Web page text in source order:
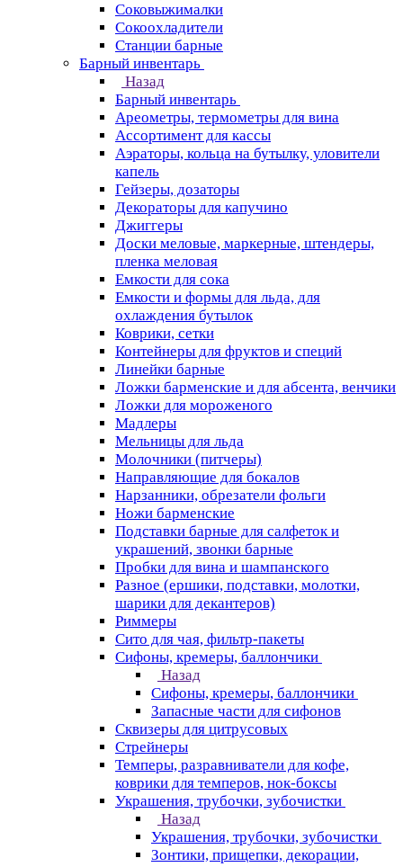
Соковыжималки
Сокоохладители
Станции барные
Барный инвентарь
Назад
Барный инвентарь
Ареометры, термометры для вина
Ассортимент для кассы
Аэраторы, кольца на бутылку, уловители
капель
Гейзеры, дозаторы
Декораторы для капучино
Джиггеры
Доски меловые, маркерные, штендеры,
пленка меловая
Емкости для сока
Емкости и формы для льда, для
охлаждения бутылок
Коврики, сетки
Контейнеры для фруктов и специй
Линейки барные
Ложки барменские и для абсента, венчики
Ложки для мороженого
Мадлеры
Мельницы для льда
Молочники (питчеры)
Направляющие для бокалов
Нарзанники, обрезатели фольги
Ножи барменские
Подставки барные для салфеток и
украшений, звонки барные
Пробки для вина и шампанского
Разное (ершики, подставки, молотки,
шарики для декантеров)
Риммеры
Сито для чая, фильтр-пакеты
Сифоны, кремеры, баллончики
Назад
Сифоны, кремеры, баллончики
Запасные части для сифонов
Сквизеры для цитрусовых
Стрейнеры
Темперы, разравниватели для кофе,
коврики для темперов, нок-боксы
Украшения, трубочки, зубочистки
Назад
Украшения, трубочки, зубочистки
Зонтики, прищепки, декорации,